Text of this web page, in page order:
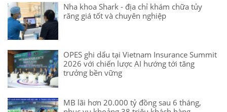
Nha khoa Shark - địa chỉ khám chữa tủy
răng giá tốt và chuyên nghiệp
OPES ghi dấu tại Vietnam Insurance Summit
2026 với chiến lược AI hướng tới tăng
trưởng bền vững
MB lãi hơn 20.000 tỷ đồng sau 6 tháng,